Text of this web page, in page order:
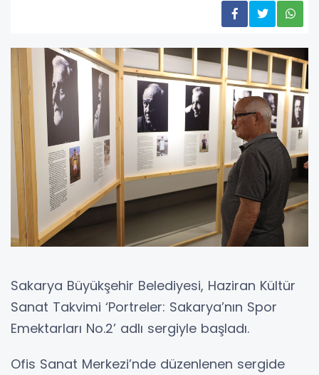
Sakarya Büyükşehir Belediyesi, Haziran Kültür
Sanat Takvimi ‘Portreler: Sakarya’nın Spor
Emektarları No.2’ adlı sergiyle başladı.
Ofis Sanat Merkezi’nde düzenlenen sergide